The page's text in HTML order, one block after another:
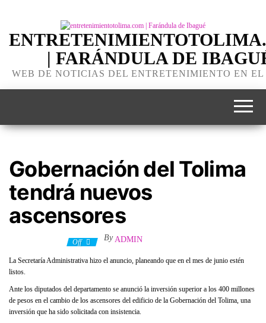
| FARÁNDULA DE
WEB DE NOTICIAS DEL ENTRETENIMIENTO EN
Gobernación del Tolima
tendrá nuevos
ascensores
Off By ADMIN
La Secretaría Administrativa hizo el anuncio, planeando que en el mes de junio estén
listos.
Ante los diputados del departamento se anunció la inversión superior a los 400 millones
de pesos en el cambio de los ascensores del edificio de la Gobernación del Tolima, una
inversión que ha sido solicitada con insistencia.